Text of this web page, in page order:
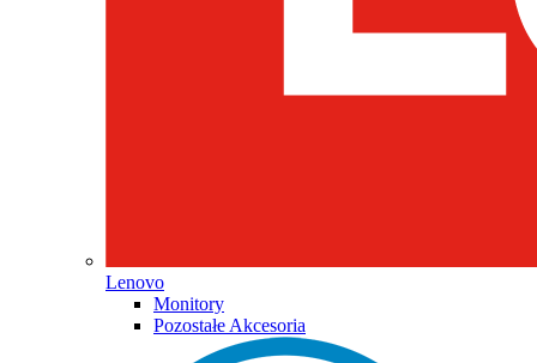
Lenovo
Monitory
Pozostałe Akcesoria